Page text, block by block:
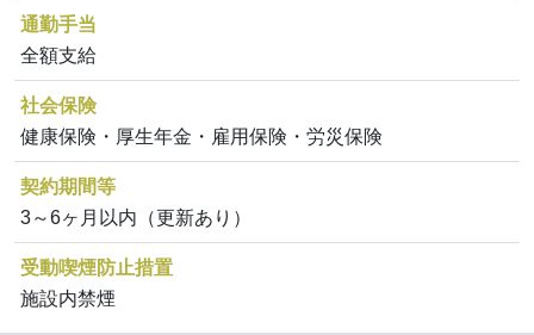
通勤手当
全額支給
社会保険
健康保険・厚生年金・雇用保険・労災保険
契約期間等
3～6ヶ月以内（更新あり）
受動喫煙防止措置
施設内禁煙